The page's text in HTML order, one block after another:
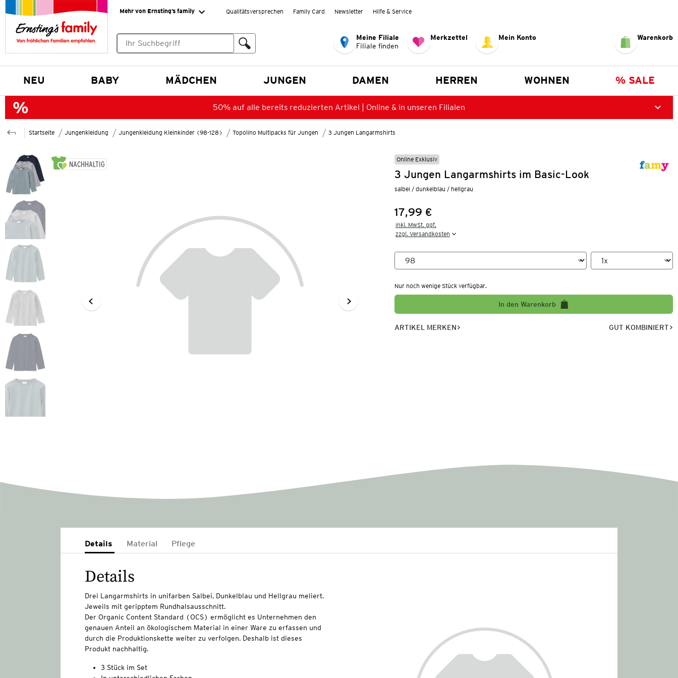
Mehr von Ernsting’s family Qualitätsversprechen Family Card Newsletter Hilfe & Service
Meine Filiale
Filiale finden
Merkzettel Mein Konto Warenkorb
NEU BABY MÄDCHEN JUNGEN DAMEN HERREN WOHNEN % SALE
50% auf alle bereits reduzierten Artikel | Online & in unseren Filialen
Startseite Jungenkleidung Jungenkleidung Kleinkinder (98-128) Topolino Multipacks für Jungen 3 Jungen Langarmshirts
NACHHALTIG
Online Exklusiv
3 Jungen Langarmshirts im Basic-Look
salbei / dunkelblau / hellgrau
Preis:
17,99 €
inkl. MwSt. ggf.
zzgl. Versandkosten
Nur noch wenige Stück verfügbar.
In den Warenkorb
ARTIKEL MERKEN GUT KOMBINIERT
Details Material Pflege
Details
Drei Langarmshirts in unifarben Salbei, Dunkelblau und Hellgrau meliert.
Jeweils mit geripptem Rundhalsausschnitt.
Der Organic Content Standard (OCS) ermöglicht es Unternehmen den
genauen Anteil an ökologischem Material in einer Ware zu erfassen und
durch die Produktionskette weiter zu verfolgen. Deshalb ist dieses
Produkt nachhaltig.
3 Stück im Set